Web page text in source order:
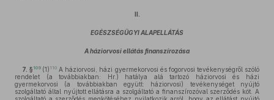
II.
EGÉSZSÉGÜGYI ALAPELLÁTÁS
A háziorvosi ellátás finanszírozása
7. § 109 (1) 110 A háziorvosi, házi gyermekorvosi és fogorvosi tevékenységről szóló
rendelet (a továbbiakban: Hr.) hatálya alá tartozó háziorvosi és házi
gyermekorvosi (a továbbiakban együtt: háziorvosi) tevékenységet nyújtó
szolgáltató által nyújtott ellátásra a szolgáltató a finanszírozóval szerződés köt. A